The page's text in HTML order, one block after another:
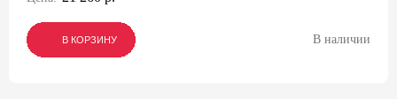
В КОРЗИНУ
В КОРЗИНУ
В КОРЗИНУ В наличии